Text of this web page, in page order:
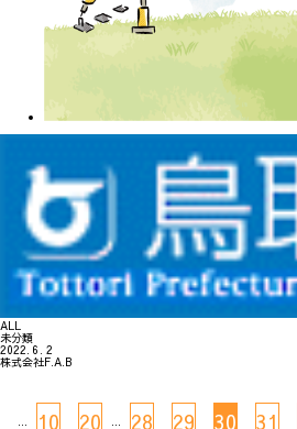
ALL
未分類
2022. 6. 2
株式会社F.A.B
... 10 20 ... 28 29 30 31